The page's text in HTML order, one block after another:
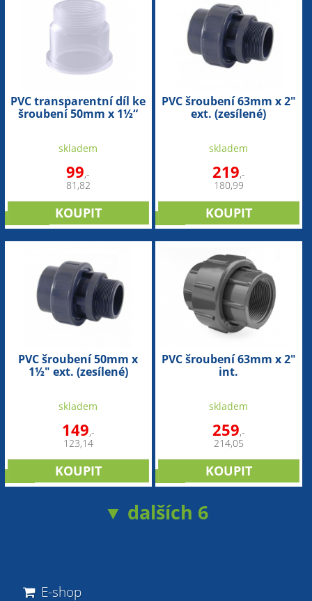
PVC transparentní díl ke
šroubení 50mm x 1½“
skladem
99,-
81,82
PVC šroubení 63mm x 2"
ext. (zesílené)
skladem
219,-
180,99
PVC šroubení 50mm x
1½" ext. (zesílené)
skladem
149,-
123,14
PVC šroubení 63mm x 2"
int.
skladem
259,-
214,05
▼ dalších 6
E-shop